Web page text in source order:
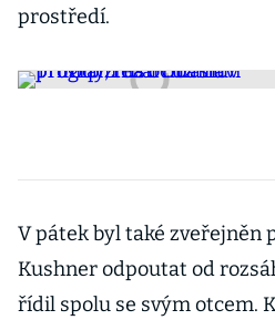
prostředí.
V pátek byl také zveřejněn
Kushner odpoutat od
řídil spolu se svým otcem.